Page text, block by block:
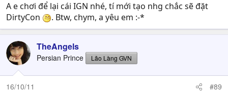
A e chơi để lại cái IGN nhé, tí mới tạo nhg chắc sẽ đặt
DirtyCon
. Btw, chym, a yêu em :-*
TheAngels
Persian Prince Lão Làng GVN
16/10/11 #89